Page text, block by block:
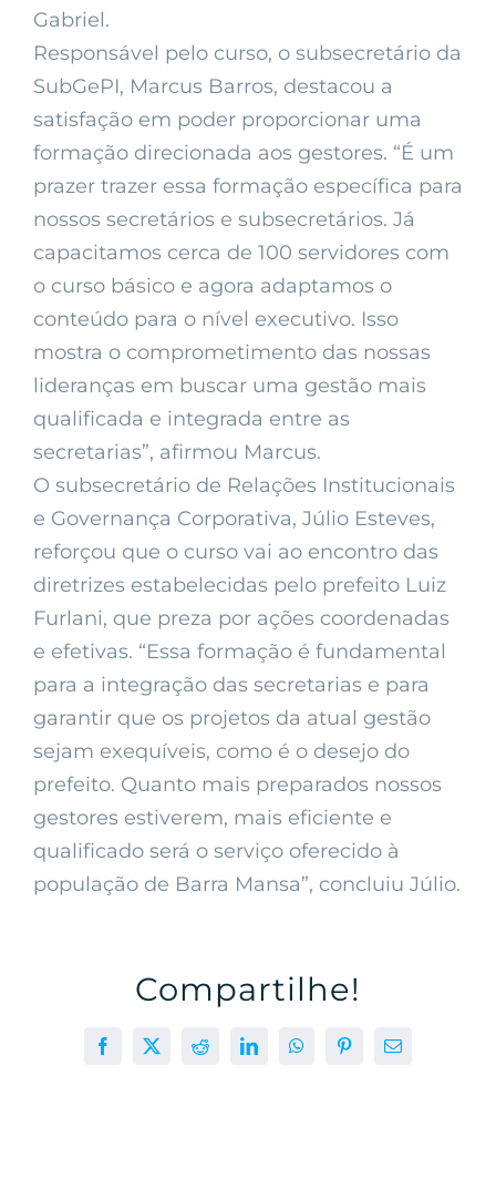
Gabriel.
Responsável pelo curso, o subsecretário da
SubGePI, Marcus Barros, destacou a
satisfação em poder proporcionar uma
formação direcionada aos gestores. “É um
prazer trazer essa formação específica para
nossos secretários e subsecretários. Já
capacitamos cerca de 100 servidores com
o curso básico e agora adaptamos o
conteúdo para o nível executivo. Isso
mostra o comprometimento das nossas
lideranças em buscar uma gestão mais
qualificada e integrada entre as
secretarias”, afirmou Marcus.
O subsecretário de Relações Institucionais
e Governança Corporativa, Júlio Esteves,
reforçou que o curso vai ao encontro das
diretrizes estabelecidas pelo prefeito Luiz
Furlani, que preza por ações coordenadas
e efetivas. “Essa formação é fundamental
para a integração das secretarias e para
garantir que os projetos da atual gestão
sejam exequíveis, como é o desejo do
prefeito. Quanto mais preparados nossos
gestores estiverem, mais eficiente e
qualificado será o serviço oferecido à
população de Barra Mansa”, concluiu Júlio.
Compartilhe!
Facebook
X RedditLinkedInWhatsAppPinterest
E-